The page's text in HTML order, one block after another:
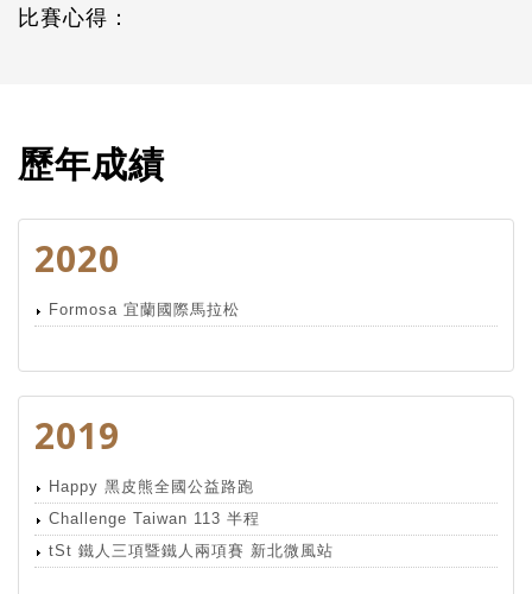
比賽心得：
歷年成績
2020
Formosa 宜蘭國際馬拉松
2019
Happy 黑皮熊全國公益路跑
Challenge Taiwan 113 半程
tSt 鐵人三項暨鐵人兩項賽 新北微風站